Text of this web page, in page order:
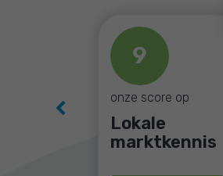
9
onze score op
Lokale
marktkennis
Previous